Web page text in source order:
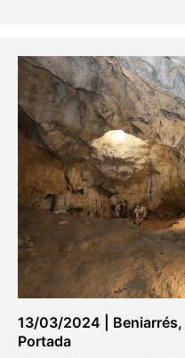
13/03/2024 Beniarrés,
Portada